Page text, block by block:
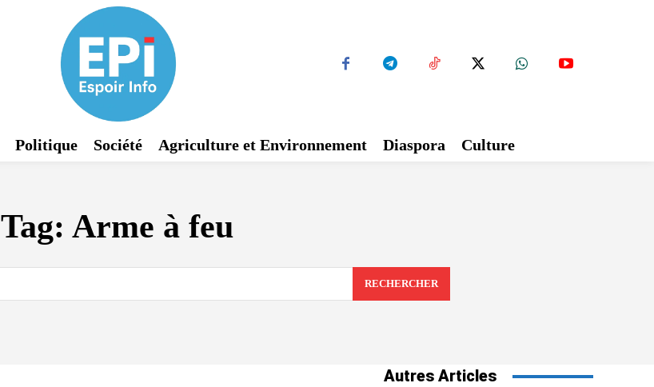
Politique Société Agriculture et Environnement Diaspora Culture
Tag: Arme à feu
RECHERCHER
Autres Articles